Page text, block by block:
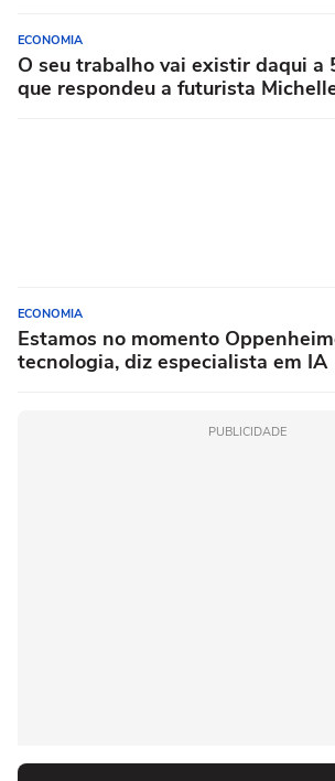
ECONOMIA
O seu trabalho vai existir daqui a
que respondeu a futurista
ECONOMIA
Estamos no momento
tecnologia, diz especialista em IA
PUBLICIDADE